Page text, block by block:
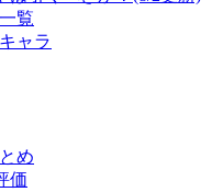
覧
ャラ
め
価